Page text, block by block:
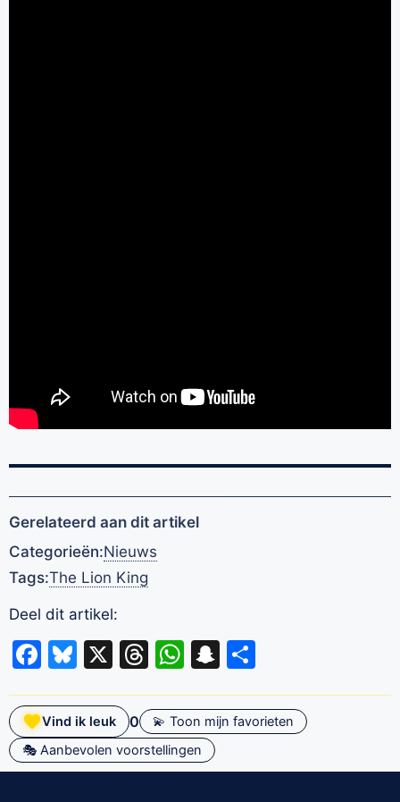
Gerelateerd aan dit artikel
Categorieën:Nieuws
Tags:The Lion King
Deel dit artikel:
Facebook
Bluesky
X Threads
WhatsApp
Snapchat
Vind ik leuk 0
💫 Toon mijn favorieten
🎭 Aanbevolen voorstellingen